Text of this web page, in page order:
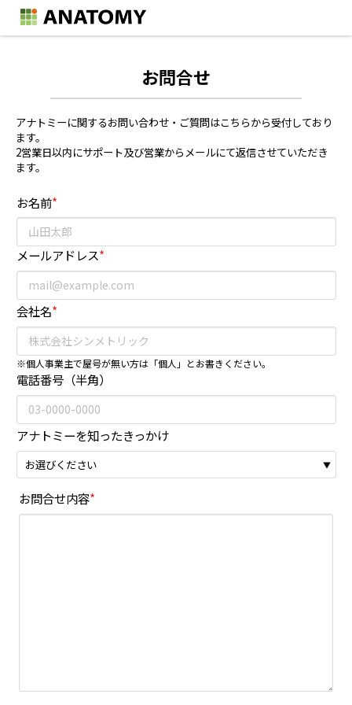
お問合せ
アナトミーに関するお問い合わせ・ご質問はこちらから受付しており
ます。
2営業日以内にサポート及び営業からメールにて返信させていただき
ます。
お名前*
メールアドレス*
会社名*
※個人事業主で屋号が無い方は「個人」とお書きください。
電話番号（半角）
アナトミーを知ったきっかけ
お問合せ内容*